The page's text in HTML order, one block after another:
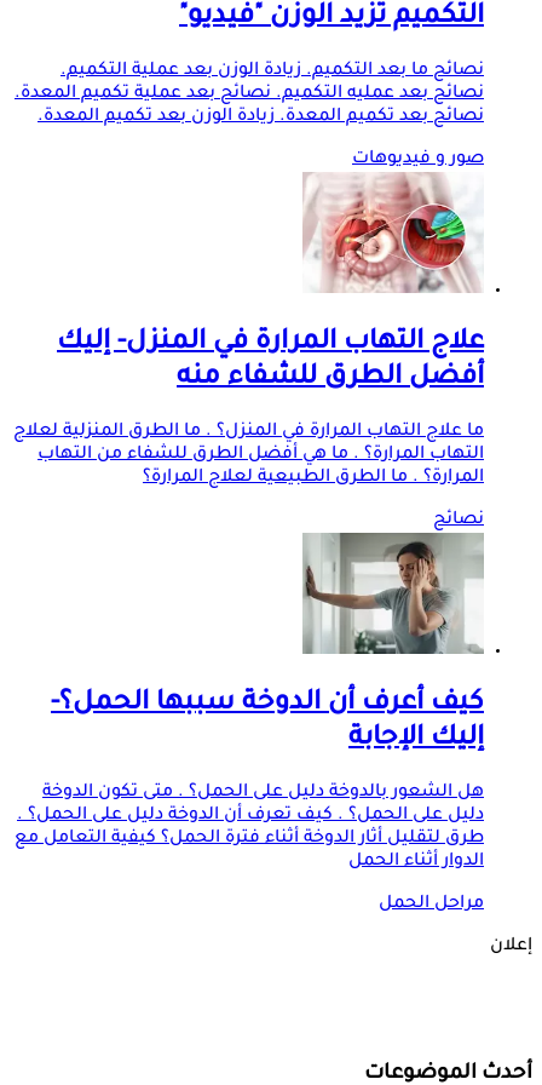
التكميم تزيد الوزن "فيديو"
نصائح ما بعد التكميم. زيادة الوزن بعد عملية التكميم.
نصائح بعد عمليه التكميم. نصائح بعد عملية تكميم المعدة.
نصائح بعد تكميم المعدة. زيادة الوزن بعد تكميم المعدة.
صور و فيديوهات
علاج التهاب المرارة في المنزل- إليك
أفضل الطرق للشفاء منه
ما علاج التهاب المرارة في المنزل؟ . ما الطرق المنزلية لعلاج
التهاب المرارة؟ . ما هي أفضل الطرق للشفاء من التهاب
المرارة؟ . ما الطرق الطبيعية لعلاج المرارة؟
نصائح
كيف أعرف أن الدوخة سببها الحمل؟-
إليك الإجابة
هل الشعور بالدوخة دليل على الحمل؟ . متى تكون الدوخة
دليل على الحمل؟ . كيف تعرف أن الدوخة دليل على الحمل؟ .
طرق لتقليل أثار الدوخة أثناء فترة الحمل؟ كيفية التعامل مع
الدوار أثناء الحمل
مراحل الحمل
إعلان
أحدث الموضوعات